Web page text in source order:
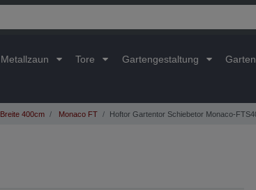
Metallzaun Tore Gartengestaltung
Breite 400cm Monaco FT Hoftor Gartentor Schiebetor Monaco-